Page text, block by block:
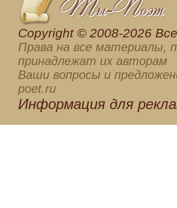
Сopyright © 2008-2026
Права на все материалы,
принадлежат их авторам
Ваши вопросы и
poet.ru
Информация для